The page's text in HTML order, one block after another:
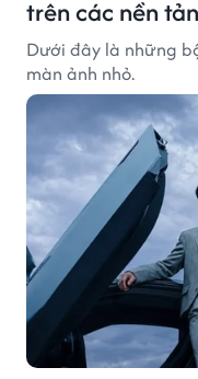
trên các nền
Dưới đây là những
màn ảnh nhỏ.